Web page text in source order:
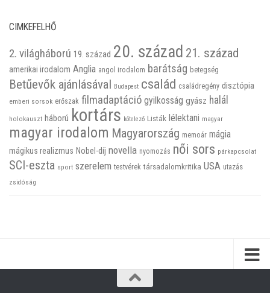
CIMKEFELHŐ
2. világháború 19. század 20. század 21. század
amerikai irodalom Anglia angol irodalom barátság betegség
Betűevők ajánlásával Budapest család családregény disztópia
emberi sorsok erőszak filmadaptáció gyilkosság gyász halál
holokauszt háború kortárs kötelező Listák lélektani magyar
magyar irodalom Magyarország memoár mágia
mágikus realizmus Nobel-díj novella nyomozás női sors párkapcsolat
SCI-eszta sport szerelem testvérek társadalomkritika USA utazás
zsidóság